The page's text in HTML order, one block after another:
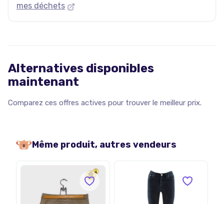
mes déchets
Alternatives disponibles
maintenant
Comparez ces offres actives pour trouver le meilleur prix.
Même produit, autres vendeurs